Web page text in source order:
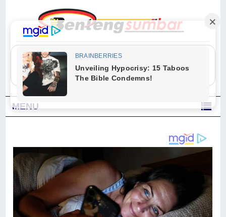
"Sesungguhnya Allah dan para malaikat-Nya berselawat untuk Nabi.
Wahai orang-orang yang beriman, berselawatlah kamu untuk Nabi dan
ucapkanlah salam dengan penuh penghormatan kepadanya." (Qs. Al
Ahzab Ayat 56)
MENU